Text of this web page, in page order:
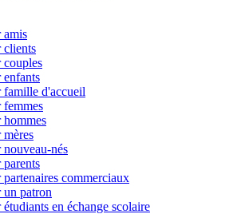
amis
clients
couples
enfants
famille d'accueil
femmes
hommes
nés
commerciaux
un patron
en échange scolaire